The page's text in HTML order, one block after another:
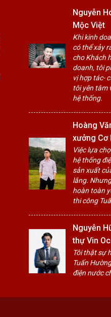
Nguyễn
Mộc Việt
Khi kinh
có thể xảy
cho Khách
doanh, tôi
vị hợp tác-
tôi yên tâm
hệ thống.
Hoàng
xưởng Cơ
Việc lựa
hệ thống
sản xuất
lắng.
hoàn toàn
thi công
Nguyễn
thự Vin
Tôi thật sự
Tuấn
điện nước